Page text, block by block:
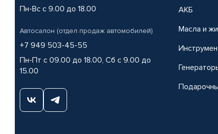
Пн-Вс с 9.00 до 18.00
Автосалон (отдел продаж автомобилей)
+7 949 503-45-55
Пн-Пт с 09.00 до 18.00, Сб с 9.00 до
15.00
АКБ
Масла и